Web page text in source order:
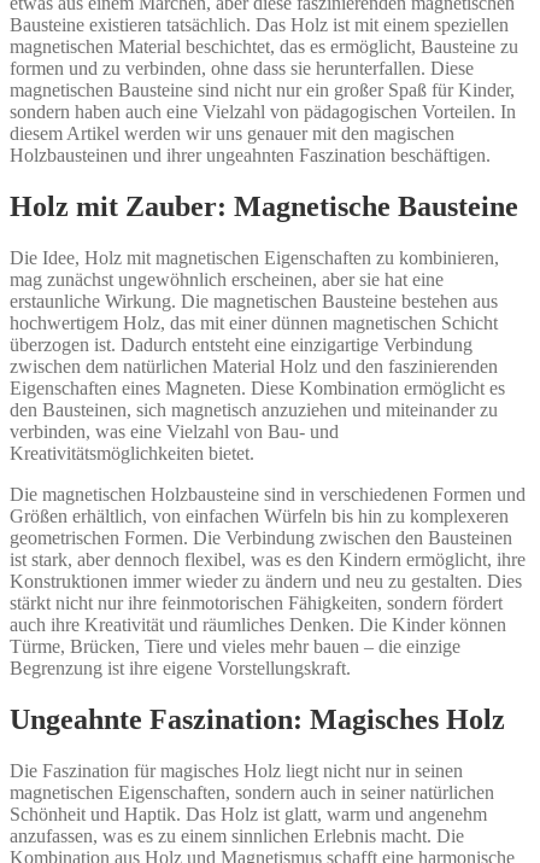
Bausteine existieren tatsächlich. Das Holz ist mit einem speziellen
magnetischen Material beschichtet, das es ermöglicht, Bausteine zu
formen und zu verbinden, ohne dass sie herunterfallen. Diese
magnetischen Bausteine sind nicht nur ein großer Spaß für Kinder,
sondern haben auch eine Vielzahl von pädagogischen Vorteilen. In
diesem Artikel werden wir uns genauer mit den magischen
Holzbausteinen und ihrer ungeahnten Faszination beschäftigen.
Holz mit Zauber: Magnetische Bausteine
Die Idee, Holz mit magnetischen Eigenschaften zu kombinieren,
mag zunächst ungewöhnlich erscheinen, aber sie hat eine
erstaunliche Wirkung. Die magnetischen Bausteine bestehen aus
hochwertigem Holz, das mit einer dünnen magnetischen Schicht
überzogen ist. Dadurch entsteht eine einzigartige Verbindung
zwischen dem natürlichen Material Holz und den faszinierenden
Eigenschaften eines Magneten. Diese Kombination ermöglicht es
den Bausteinen, sich magnetisch anzuziehen und miteinander zu
verbinden, was eine Vielzahl von Bau- und
Kreativitätsmöglichkeiten bietet.
Die magnetischen Holzbausteine sind in verschiedenen Formen und
Größen erhältlich, von einfachen Würfeln bis hin zu komplexeren
geometrischen Formen. Die Verbindung zwischen den Bausteinen
ist stark, aber dennoch flexibel, was es den Kindern ermöglicht, ihre
Konstruktionen immer wieder zu ändern und neu zu gestalten. Dies
stärkt nicht nur ihre feinmotorischen Fähigkeiten, sondern fördert
auch ihre Kreativität und räumliches Denken. Die Kinder können
Türme, Brücken, Tiere und vieles mehr bauen – die einzige
Begrenzung ist ihre eigene Vorstellungskraft.
Ungeahnte Faszination: Magisches Holz
Die Faszination für magisches Holz liegt nicht nur in seinen
magnetischen Eigenschaften, sondern auch in seiner natürlichen
Schönheit und Haptik. Das Holz ist glatt, warm und angenehm
anzufassen, was es zu einem sinnlichen Erlebnis macht. Die
Kombination aus Holz und Magnetismus schafft eine harmonische